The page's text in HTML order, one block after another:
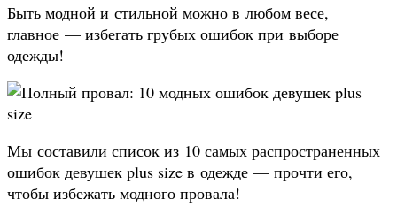
Быть модной и стильной можно в любом весе,
главное — избегать грубых ошибок при выборе
одежды!
Мы составили список из 10 самых распространенных
ошибок девушек plus size в одежде — прочти его,
чтобы избежать модного провала!